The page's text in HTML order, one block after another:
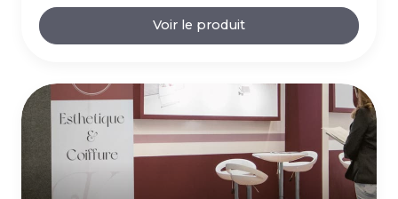
Voir le produit